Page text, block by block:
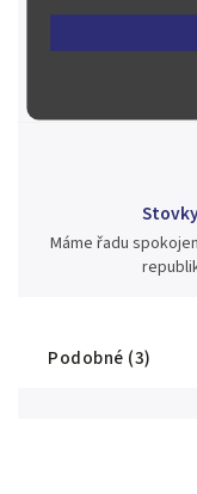
Jsme zde
Během té doby
jednotlivé kusy
Máme řadu
Podobné (3)